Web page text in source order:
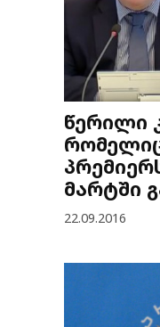
წერილი
მარტში
22.09.2016